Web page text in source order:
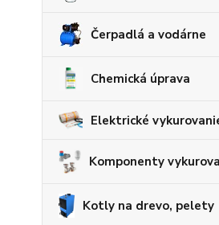
Čerpadlá a vodárne
Chemická úprava
Elektrické
Komponenty
Kotly na drevo, pelety